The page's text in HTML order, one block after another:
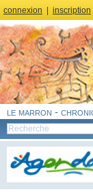
connexion inscription
le marron -